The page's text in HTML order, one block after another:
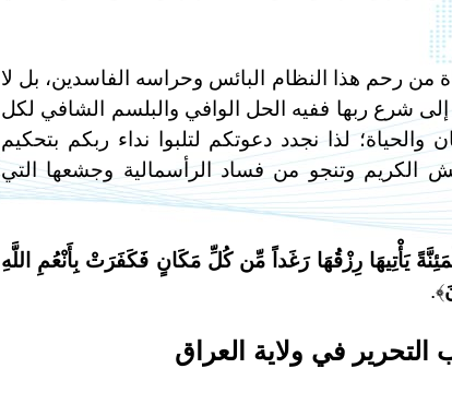
من رحم هذا النظام البائس وحراسه الفاسدين، بل لا
شرع ربها ففيه الحل الوافي والبلسم الشافي لكل
لذا نجدد دعوتكم لتلبوا نداء ربكم بتحكيم
الكريم وتنجو من فساد الرأسمالية وجشعها التي
يَأْتِيهَا رِزْقُهَا رَغَداً مِّن كُلِّ مَكَانٍ فَكَفَرَتْ بِأَنْعُمِ اللَّهِ
﴾.
التحرير في ولاية العراق